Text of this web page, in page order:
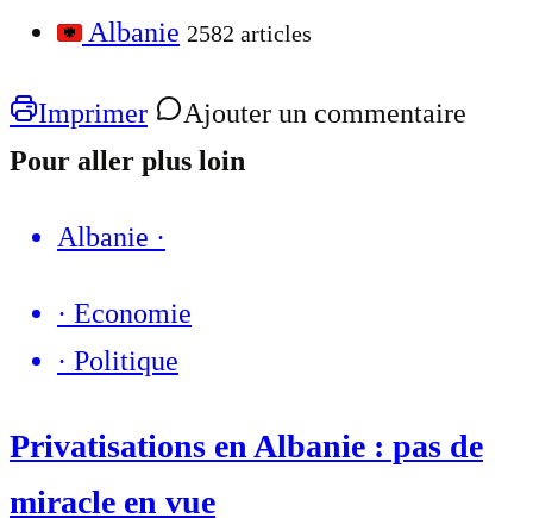
Albanie 2582 articles
Imprimer
Ajouter un commentaire
Pour aller plus loin
Albanie ·
· Economie
· Politique
Privatisations en Albanie : pas de
miracle en vue